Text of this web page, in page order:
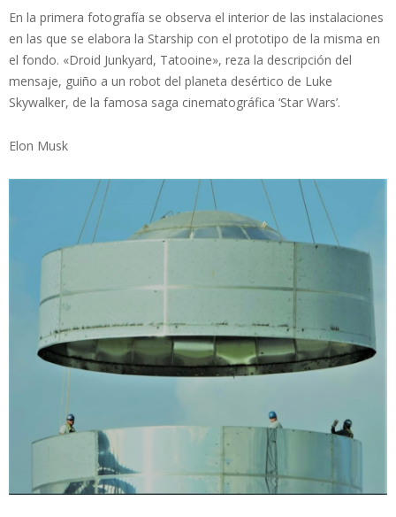
En la primera fotografía se observa el interior de las instalaciones
en las que se elabora la Starship con el prototipo de la misma en
el fondo. «Droid Junkyard, Tatooine», reza la descripción del
mensaje, guiño a un robot del planeta desértico de Luke
Skywalker, de la famosa saga cinematográfica ‘Star Wars’.
Elon Musk